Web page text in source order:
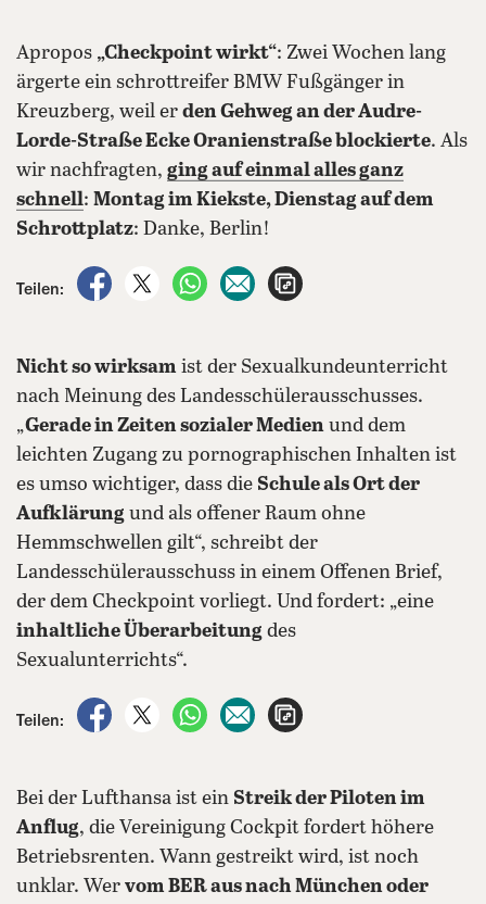
Apropos „Checkpoint wirkt“: Zwei Wochen lang
ärgerte ein schrottreifer BMW Fußgänger in
Kreuzberg, weil er den Gehweg an der Audre-
Lorde-Straße Ecke Oranienstraße blockierte. Als
wir nachfragten, ging auf einmal alles ganz
schnell: Montag im Kiekste, Dienstag auf dem
Schrottplatz: Danke, Berlin!
Teilen:
auf Facebook teilen
auf X teilenper WhatsApp teilen
per E-Mail teilen
Nicht so wirksam ist der Sexualkundeunterricht
nach Meinung des Landesschülerausschusses.
„Gerade in Zeiten sozialer Medien und dem
leichten Zugang zu pornographischen Inhalten ist
es umso wichtiger, dass die Schule als Ort der
Aufklärung und als offener Raum ohne
Hemmschwellen gilt“, schreibt der
Landesschülerausschuss in einem Offenen Brief,
der dem Checkpoint vorliegt. Und fordert: „eine
inhaltliche Überarbeitung des
Sexualunterrichts“.
Teilen:
auf Facebook teilen
auf X teilenper WhatsApp teilen
per E-Mail teilen
Bei der Lufthansa ist ein Streik der Piloten im
Anflug, die Vereinigung Cockpit fordert höhere
Betriebsrenten. Wann gestreikt wird, ist noch
unklar. Wer vom BER aus nach München oder